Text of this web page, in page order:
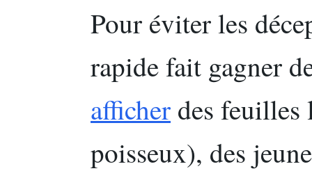
Pour éviter les
rapide fait gagner
afficher des feuilles
poisseux), des